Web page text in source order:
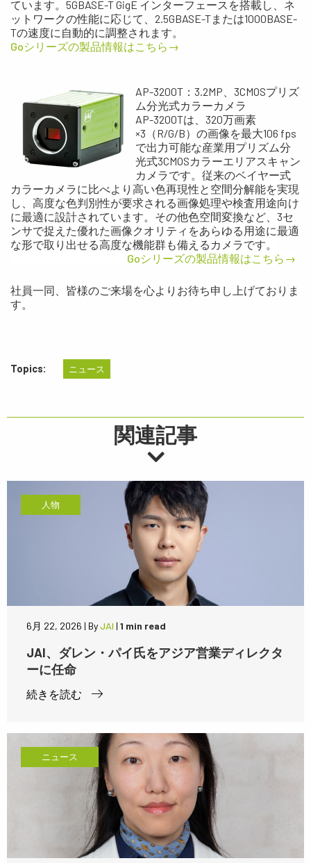
ています。5GBASE-T GigE インターフェースを搭載し、ネ
ットワークの性能に応じて、2.5GBASE-Tまたは1000BASE-
Tの速度に自動的に調整されます。
Goシリーズの製品情報はこちら→
AP-3200T：3.2MP、3CMOSプリズ
ム分光式カラーカメラ
AP-3200Tは、320万画素
×3（R/G/B）の画像を最大106 fps
で出力可能な産業用プリズム分
光式3CMOSカラーエリアスキャン
カメラです。従来のベイヤー式
カラーカメラに比べより高い色再現性と空間分解能を実現
し、高度な色判別性が要求される画像処理や検査用途向け
に最適に設計されています。その他色空間変換など、3セ
ンサで捉えた優れた画像クオリティをあらゆる用途に最適
な形で取り出せる高度な機能群も備えるカメラです。
Goシリーズの製品情報はこちら→
社員一同、皆様のご来場を心よりお待ち申し上げておりま
す。
Topics: ニュース
関連記事
人物
6月 22, 2026 | ByJAI | 1 min read
JAI、ダレン・パイ氏をアジア営業ディレクタ
ーに任命
続きを読む
ニュース